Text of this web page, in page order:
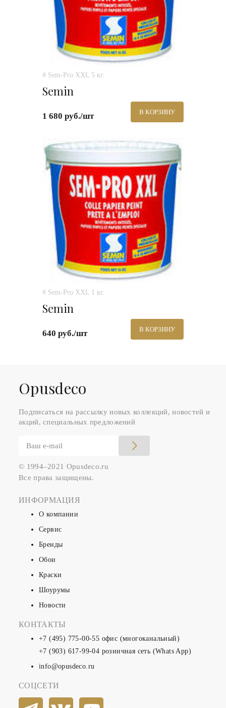
# Sem-Pro XXL 5 кг.
Semin
1 680 руб./шт В КОРЗИНУ
# Sem-Pro XXL 1 кг.
Semin
640 руб./шт В КОРЗИНУ
Оpusdeco
Подписаться на рассылку новых коллекций, новостей и
акций, специальных предложений
© 1994–2021 Opusdeco.ru
Все права защищены.
ИНФОРМАЦИЯ
О компании
Сервис
Бренды
Обои
Краски
Шоурумы
Новости
КОНТАКТЫ
+7 (495) 775-00-55 офис (многоканальный)
+7 (903) 617-99-04 розничная сеть (Whats App)
info@opusdeco.ru
СОЦСЕТИ